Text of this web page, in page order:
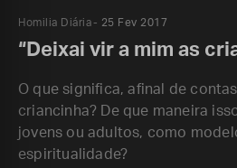
Homilia Diária 25 Fev 2017
“Deixai vir a mim as
O que significa, afinal de
criancinha? De que maneira
jovens ou adultos, como
espiritualidade?